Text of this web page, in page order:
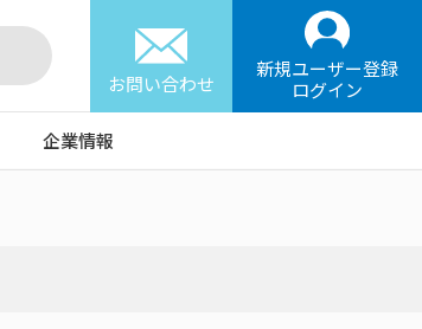
お問い合わせ
新規ユーザー登録
ログイン
企業情報